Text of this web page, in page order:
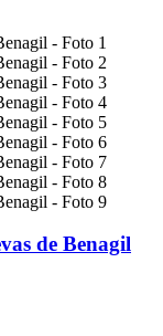
de Benagil